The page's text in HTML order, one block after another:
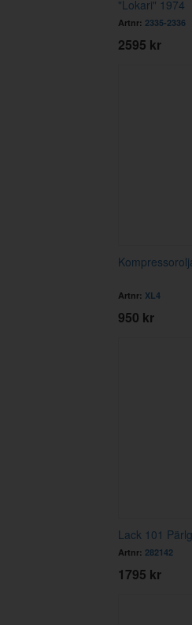
"Lokari" 1974
Artnr: 2335-2336
2595 kr
Artnr: XL4
950 kr
Lack 101
Artnr: 282142
1795 kr